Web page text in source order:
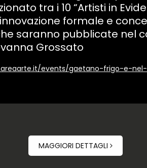
tra i 10 “Artisti in
formale e
saranno pubblicate nel
Grossato
events/gaetano-frigo-e-
MAGGIORI DETTAGLI